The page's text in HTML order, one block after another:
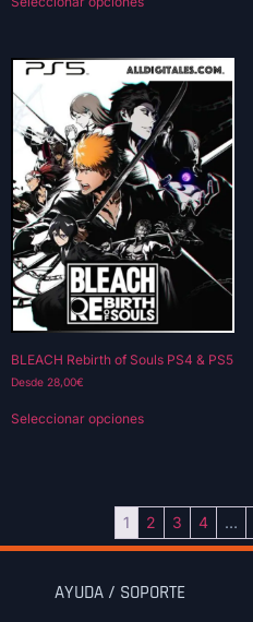
BLEACH Rebirth of Souls PS4 & PS5
Desde 28,00€
Seleccionar opciones
1 2 3 4 …
AYUDA / SOPORTE